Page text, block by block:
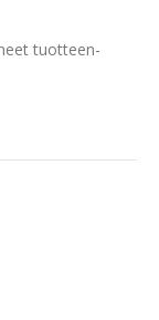
tuotteen-